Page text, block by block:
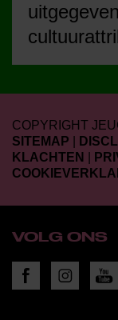
COPYRIGHT
SITEMAP
KLACHTEN
VOLG ONS